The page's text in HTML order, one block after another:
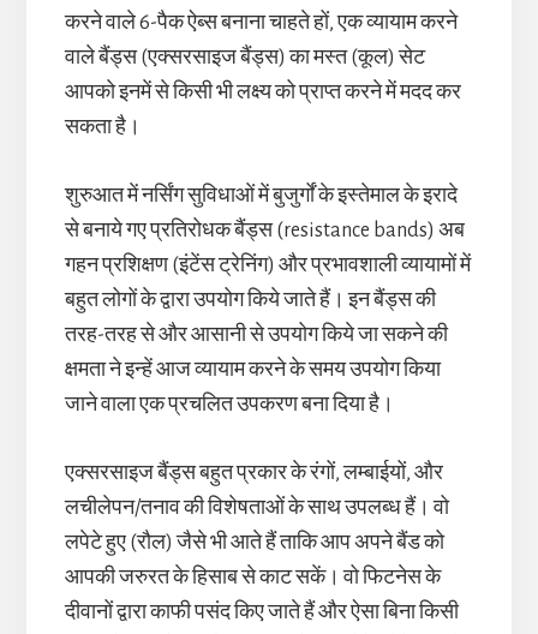
करने वाले 6-पैक ऐब्स बनाना चाहते हों, एक व्यायाम करने
वाले बैंड्स (एक्सरसाइज बैंड्स) का मस्त (कूल) सेट
आपको इनमें से किसी भी लक्ष्य को प्राप्त करने में मदद कर
सकता है।
शुरुआत में नर्सिंग सुविधाओं में बुजुर्गों के इस्तेमाल के इरादे
से बनाये गए प्रतिरोधक बैंड्स (resistance bands) अब
गहन प्रशिक्षण (इंटेंस ट्रेनिंग) और प्रभावशाली व्यायामों में
बहुत लोगों के द्वारा उपयोग किये जाते हैं। इन बैंड्स की
तरह-तरह से और आसानी से उपयोग किये जा सकने की
क्षमता ने इन्हें आज व्यायाम करने के समय उपयोग किया
जाने वाला एक प्रचलित उपकरण बना दिया है।
एक्सरसाइज बैंड्स बहुत प्रकार के रंगों, लम्बाईयों, और
लचीलेपन/तनाव की विशेषताओं के साथ उपलब्ध हैं। वो
लपेटे हुए (रौल) जैसे भी आते हैं ताकि आप अपने बैंड को
आपकी जरुरत के हिसाब से काट सकें। वो फिटनेस के
दीवानों द्वारा काफी पसंद किए जाते हैं और ऐसा बिना किसी